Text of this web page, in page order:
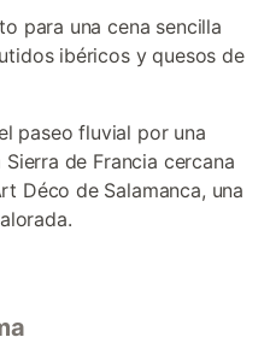
para una cena sencilla
ibéricos y quesos de
paseo fluvial por una
de Francia cercana
Déco de Salamanca, una